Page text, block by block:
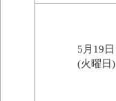
5月19日
(火曜日)